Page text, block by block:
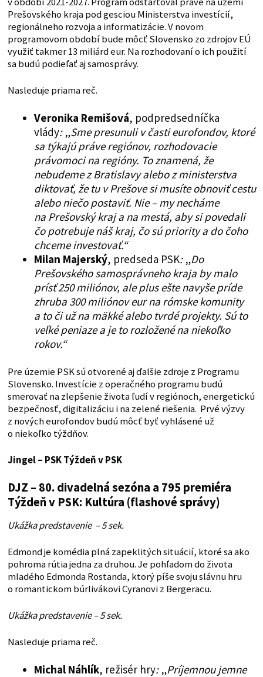
Prešovského kraja pod gesciou Ministerstva investícií,
regionálneho rozvoja a informatizácie. V novom
programovom období bude môcť Slovensko zo zdrojov EÚ
využiť takmer 13 miliárd eur. Na rozhodovaní o ich použití
sa budú podieľať aj samosprávy.
Nasleduje priama reč.
Veronika Remišová, podpredsedníčka
vlády:„Sme presunuli v časti eurofondov, ktoré
sa týkajú práve regiónov, rozhodovacie
právomoci na regióny. To znamená, že
nebudeme z Bratislavy alebo z ministerstva
diktovať, že tu v Prešove si musíte obnoviť cestu
alebo niečo postaviť. Nie – my necháme
na Prešovský kraj a na mestá, aby si povedali
čo potrebuje náš kraj, čo sú priority a do čoho
chceme investovať.“
Milan Majerský, predseda PSK:„Do
Prešovského samosprávneho kraja by malo
prísť 250 miliónov, ale plus ešte navyše príde
zhruba 300 miliónov eur na rómske komunity
a to či už na mäkké alebo tvrdé projekty. Sú to
veľké peniaze a je to rozložené na niekoľko
rokov.“
Pre územie PSK sú otvorené aj ďalšie zdroje z Programu
Slovensko. Investície z operačného programu budú
smerovať na zlepšenie života ľudí v regiónoch, energetickú
bezpečnosť, digitalizáciu i na zelené riešenia. Prvé výzvy
z nových eurofondov budú môcť byť vyhlásené už
o niekoľko týždňov.
Jingel – PSK Týždeň v PSK
DJZ – 80. divadelná sezóna a 795 premiéra
Týždeň v PSK: Kultúra (flashové správy)
Ukážka predstavenie – 5 sek.
Edmond je komédia plná zapeklitých situácií, ktoré sa ako
pohroma rútia jedna za druhou. Je pohľadom do života
mladého Edmonda Rostanda, ktorý píše svoju slávnu hru
o romantickom búrlivákovi Cyranovi z Bergeracu.
Ukážka predstavenie – 5 sek.
Nasleduje priama reč.
Michal Náhlík, režisér hry:„Príjemnou jemne